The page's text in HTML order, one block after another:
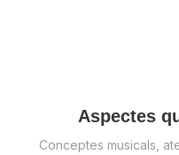
Aspectes
Conceptes musicals,